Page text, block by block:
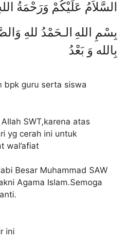
السَّلاَمُ عَلَيْكُمْ وَرَحْمَةُ
بِسْمِ اللهِ الـحَمْدُ للهِ
بِالله وَ بَعْدُ
bpk guru serta siswa
SWT,karena atas
yg cerah ini untuk
wal’afiat
Besar Muhammad SAW
Agama Islam.Semoga
ini